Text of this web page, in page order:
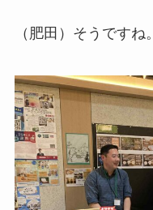
（肥田）そうですね。